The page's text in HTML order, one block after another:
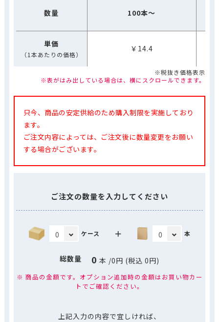
数量 100本～
単価
（1本あたりの価格）
￥14.4
※税抜き価格表示
※表がはみ出している場合は、横にスクロールできます。
只今、商品の安定供給のため購入制限を実施しており
ます。
ご注文内容によっては、ご注文後に数量変更をお願い
する場合がございます。
ご注文の数量を入力してください
ケース ＋ 本
総数量 0 本 /0円 (税込 0円)
※ 商品の金額です。オプション追加時の金額はお買い物カー
トでご確認ください。
上記入力の内容で宜しければ、